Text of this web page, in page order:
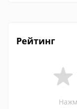
Рейтинг